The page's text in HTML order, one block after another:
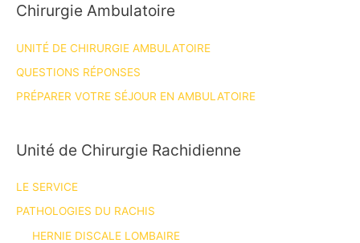
Chirurgie Ambulatoire
UNITÉ DE CHIRURGIE AMBULATOIRE
QUESTIONS RÉPONSES
PRÉPARER VOTRE SÉJOUR EN AMBULATOIRE
Unité de Chirurgie Rachidienne
LE SERVICE
PATHOLOGIES DU RACHIS
HERNIE DISCALE LOMBAIRE